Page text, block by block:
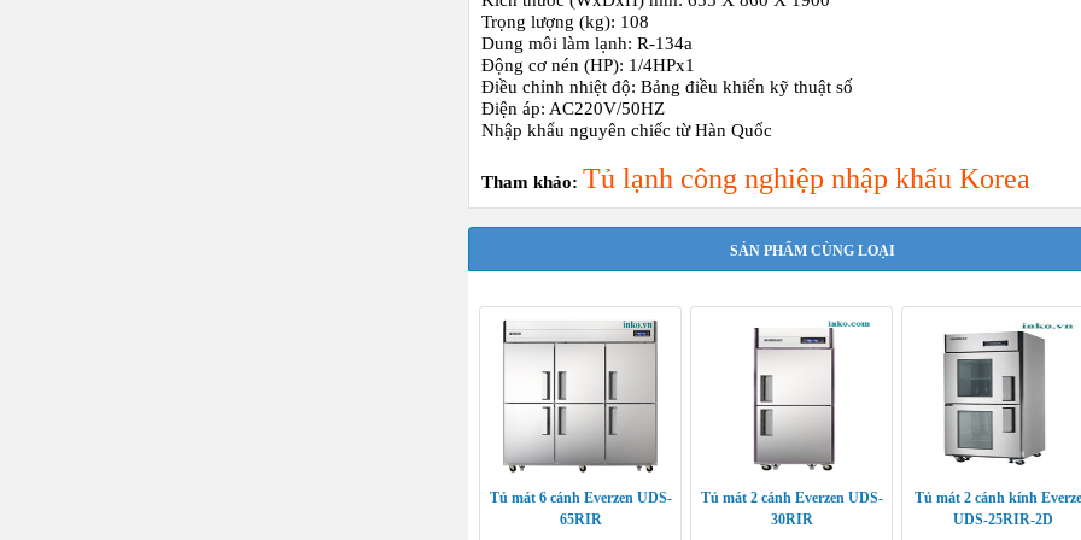
Trọng lượng (kg): 108
Dung môi làm lạnh: R-134a
Động cơ nén (HP): 1/4HPx1
Điều chỉnh nhiệt độ: Bảng điều khiển kỹ thuật số
Điện áp: AC220V/50HZ
Nhập khẩu nguyên chiếc từ Hàn Quốc
Tham khảo: Tủ lạnh công nghiệp nhập khẩu Korea
SẢN PHẨM CÙNG LOẠI
Tủ mát 6 cánh Everzen UDS-
65RIR
Tủ mát 2 cánh Everzen UDS-
30RIR
Tủ mát 2 cánh kính
UDS-25RIR-2D